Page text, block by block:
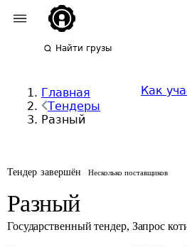
Найти грузы
Главная
Тендеры
Разный
Как
Тендер завершён Несколько поставщиков
Разный
Государственный тендер, Запрос